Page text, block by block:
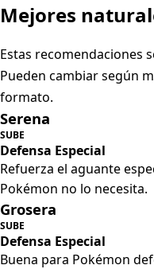
Mejores
Estas recomendaciones
Pueden cambiar según
formato.
Serena
SUBE
Defensa Especial
Refuerza el aguante
Pokémon no lo necesita.
Grosera
SUBE
Defensa Especial
Buena para Pokémon